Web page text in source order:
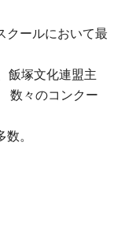
クールにおいて最
飯塚文化連盟主
数々のコンクー
。